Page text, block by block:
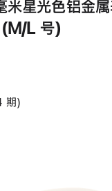
米星光色铝金属
(M/L 号)
期)